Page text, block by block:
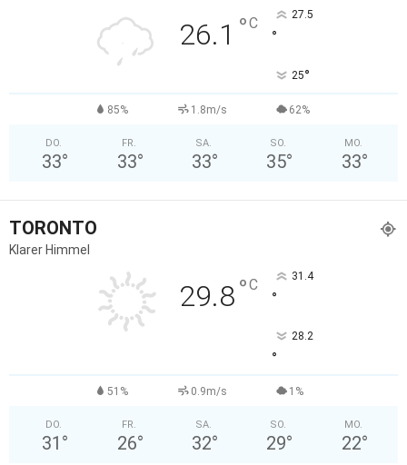
26.1 °C 27.5
°
25°
85% 1.8m/s 62%
DO.
33°
FR.
33°
SA.
33°
SO.
35°
MO.
33°
TORONTO
Klarer Himmel
29.8°C 31.4
°
28.2
°
51% 0.9m/s 1%
DO.
31 °
FR.
26°
SA.
32°
SO.
29°
MO.
22°